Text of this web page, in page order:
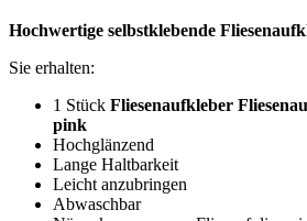
Hochwertige selbstklebende
Sie erhalten:
1 Stück Fliesenaufkleber
pink
Hochglänzend
Lange Haltbarkeit
Leicht anzubringen
Abwaschbar